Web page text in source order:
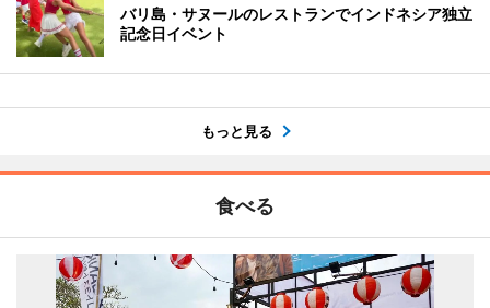
バリ島・サヌールのレストランでインドネシア独立
記念日イベント
もっと見る
食べる